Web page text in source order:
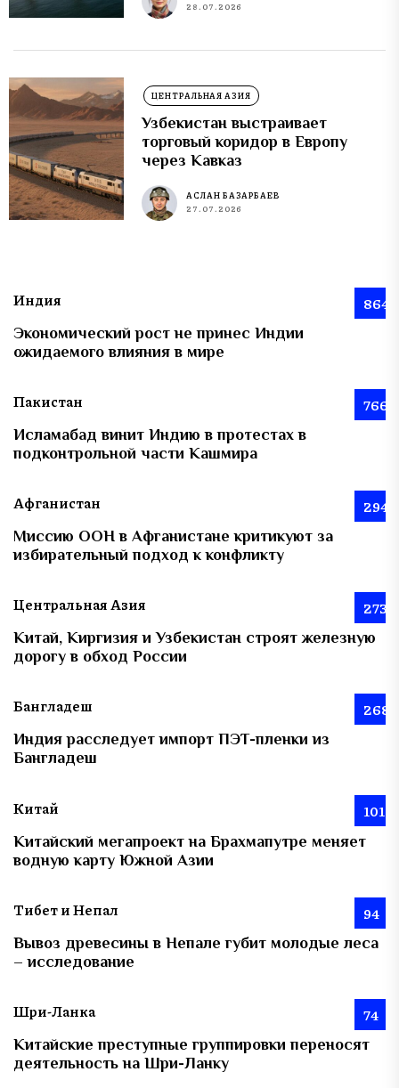
28.07.2026
ЦЕНТРАЛЬНАЯ АЗИЯ
Узбекистан выстраивает
торговый коридор в Европу
через Кавказ
АСЛАН БАЗАРБАЕВ
27.07.2026
Индия 864
Экономический рост не принес Индии
ожидаемого влияния в мире
Пакистан 766
Исламабад винит Индию в протестах в
подконтрольной части Кашмира
Афганистан 294
Миссию ООН в Афганистане критикуют за
избирательный подход к конфликту
Центральная Азия 273
Китай, Киргизия и Узбекистан строят железную
дорогу в обход России
Бангладеш 268
Индия расследует импорт ПЭТ-пленки из
Бангладеш
Китай 101
Китайский мегапроект на Брахмапутре меняет
водную карту Южной Азии
Тибет и Непал 94
Вывоз древесины в Непале губит молодые леса
– исследование
Шри-Ланка 74
Китайские преступные группировки переносят
деятельность на Шри-Ланку